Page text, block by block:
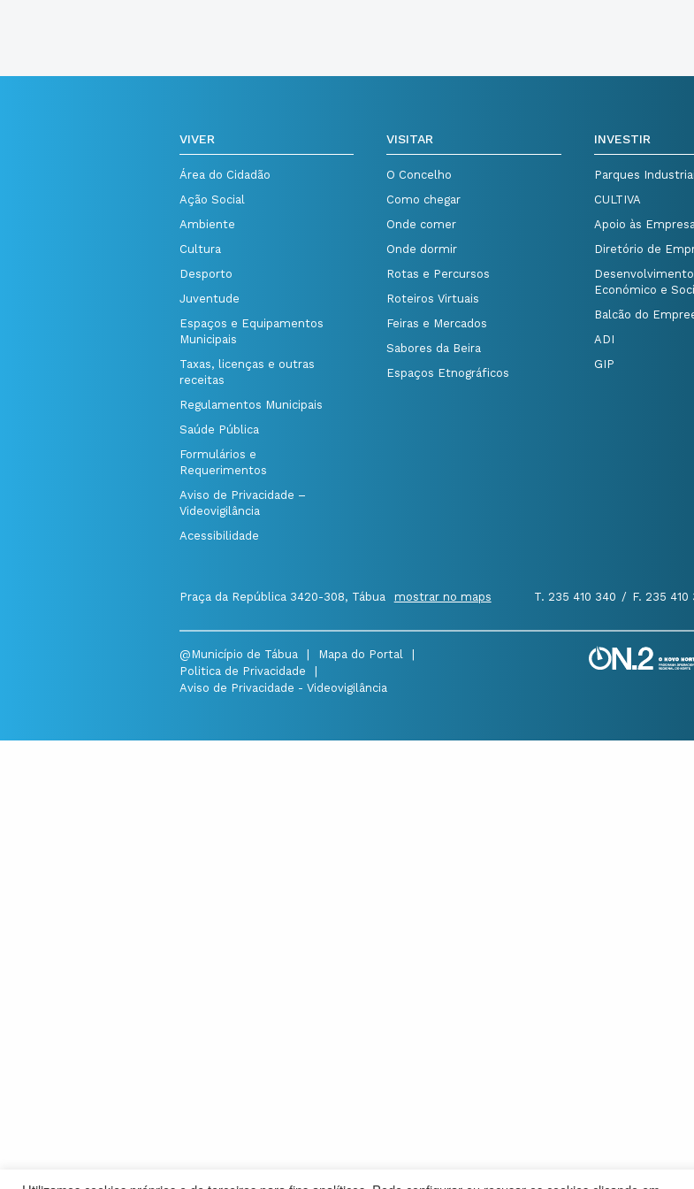
VIVER
Área do Cidadão
Ação Social
Ambiente
Cultura
Desporto
Juventude
Espaços e Equipamentos
Municipais
Taxas, licenças e outras
receitas
Regulamentos Municipais
Saúde Pública
Formulários e
Requerimentos
Aviso de Privacidade –
Videovigilância
Acessibilidade
VISITAR
O Concelho
Como chegar
Onde comer
Onde dormir
Rotas e Percursos
Roteiros Virtuais
Feiras e Mercados
Sabores da Beira
Espaços Etnográficos
INVESTIR
Parques
CULTIVA
Apoio às
Diretório de
Desenvolvimento
Económico e
Balcão do
ADI
GIP
Praça da República 3420-308, Tábua mostrar no maps T. 235 410 340 / F. 235 410
@Município de Tábua Mapa do Portal
Politica de Privacidade
Aviso de Privacidade - Videovigilância